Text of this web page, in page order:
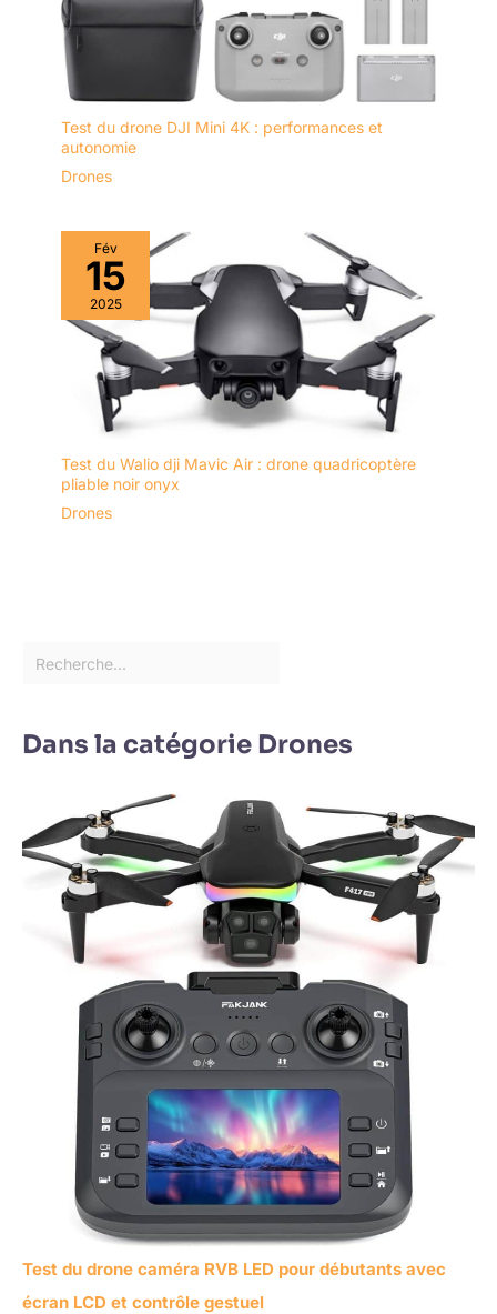
manuels d'utilisation pour un
entretien facile.
Test du drone DJI Mini 4K : performances et
autonomie
Drones
Fév
15
2025
Test du Walio dji Mavic Air : drone quadricoptère
pliable noir onyx
Drones
Dans la catégorie Drones
Test du drone caméra RVB LED pour débutants avec
écran LCD et contrôle gestuel